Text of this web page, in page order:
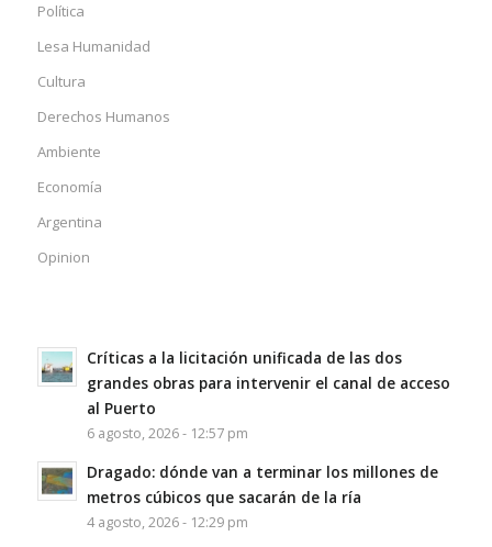
Política
Lesa Humanidad
Cultura
Derechos Humanos
Ambiente
Economía
Argentina
Opinion
Críticas a la licitación unificada de las dos
grandes obras para intervenir el canal de acceso
al Puerto
6 agosto, 2026 - 12:57 pm
Dragado: dónde van a terminar los millones de
metros cúbicos que sacarán de la ría
4 agosto, 2026 - 12:29 pm